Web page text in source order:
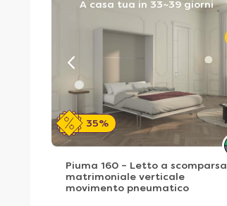
A casa tua in 33~39 giorni
35%
Piuma 160 – Letto a scomparsa
matrimoniale verticale
movimento pneumatico